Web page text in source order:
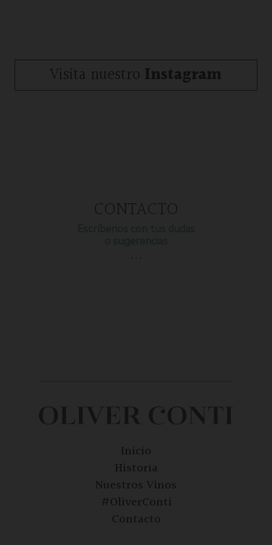
Visita nuestro Instagram
CONTACTO
Inicio
Historia
Nuestros Vinos
#OliverConti
Contacto